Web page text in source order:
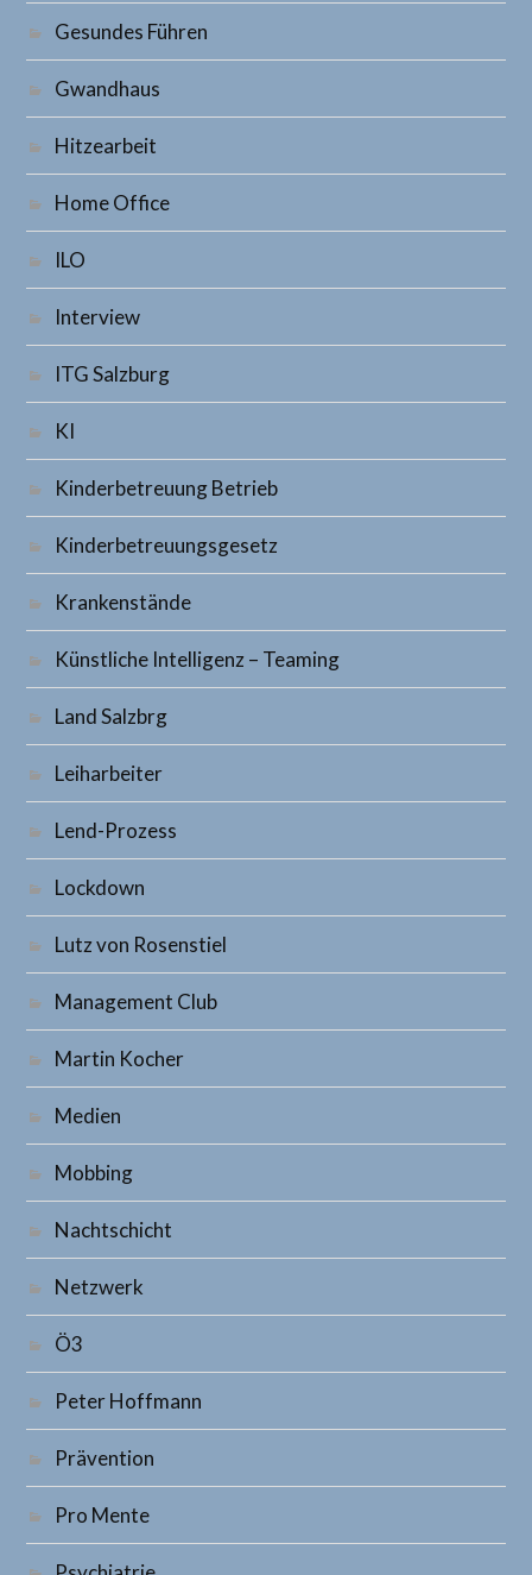
Gesundes Führen
Gwandhaus
Hitzearbeit
Home Office
ILO
Interview
ITG Salzburg
KI
Kinderbetreuung Betrieb
Kinderbetreuungsgesetz
Krankenstände
Künstliche Intelligenz – Teaming
Land Salzbrg
Leiharbeiter
Lend-Prozess
Lockdown
Lutz von Rosenstiel
Management Club
Martin Kocher
Medien
Mobbing
Nachtschicht
Netzwerk
Ö3
Peter Hoffmann
Prävention
Pro Mente